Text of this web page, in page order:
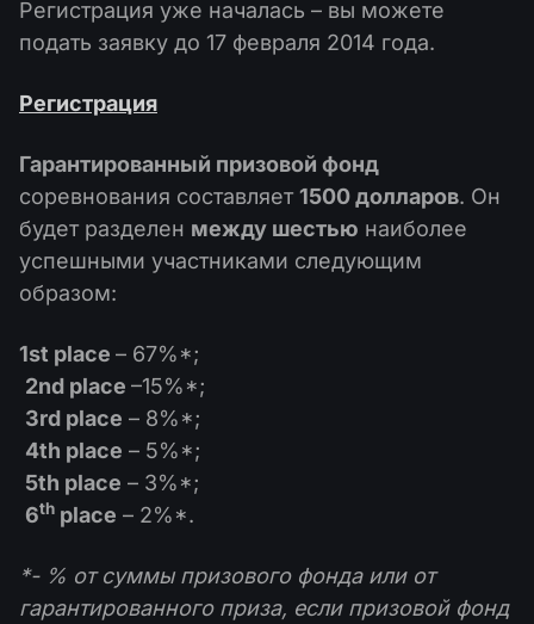
PAMM ECN
Провайдеры и Подписчики
Конкурсы Форекс
ETF
Календарь дивидендов
База знаний
Что такое торговля CFD?
Что такое ECN торговля?
Что такое Форекс брокер?
Почему мы?
Регистрация уже началась – вы можете
подать заявку до 17 февраля 2014 года.
Регистрация
Гарантированный призовой фонд
соревнования составляет1500 долларов. Он
будет разделен между шестью наиболее
успешными участниками следующим
образом:
1st place – 67%*;
2nd place –15%*;
3rd place – 8%*;
4th place – 5%*;
5th place – 3%*;
6th place – 2%*.
*- % от суммы призового фонда или от
гарантированного приза, если призовой фонд